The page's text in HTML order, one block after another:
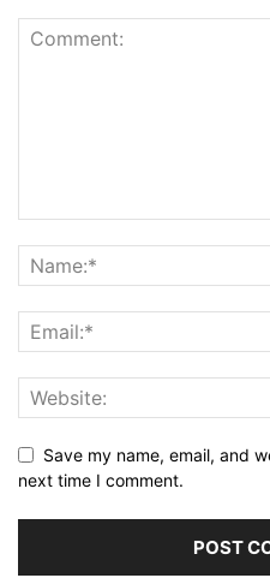
Save my name, email, and
next time I comment.